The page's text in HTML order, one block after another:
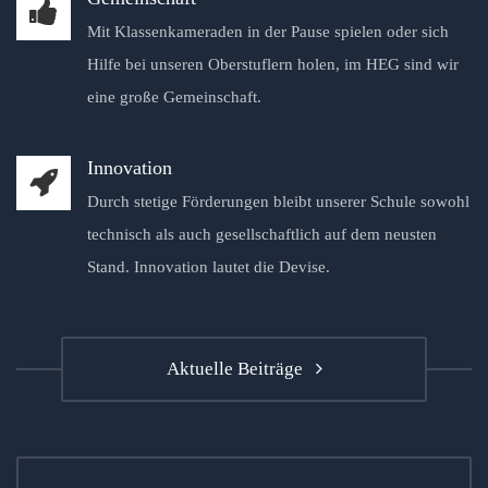
Mit Klassenkameraden in der Pause spielen oder sich
Hilfe bei unseren Oberstuflern holen, im HEG sind wir
eine große Gemeinschaft.
Innovation
Durch stetige Förderungen bleibt unserer Schule sowohl
technisch als auch gesellschaftlich auf dem neusten
Stand. Innovation lautet die Devise.
Aktuelle Beiträge